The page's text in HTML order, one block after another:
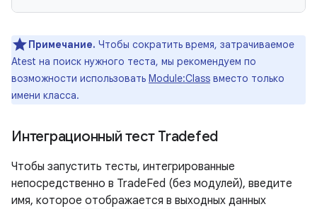
Примечание. Чтобы сократить время, затрачиваемое
Atest на поиск нужного теста, мы рекомендуем по
возможности использовать Module:Class вместо только
имени класса.
Интеграционный тест Tradefed
Чтобы запустить тесты, интегрированные
непосредственно в TradeFed (без модулей), введите
имя, которое отображается в выходных данных